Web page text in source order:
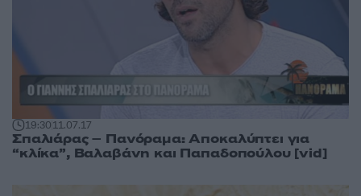
19:3011.07.17
Σπαλιάρας – Πανόραμα: Αποκαλύπτει για
“κλίκα”, Βαλαβάνη και Παπαδοπούλου [vid]